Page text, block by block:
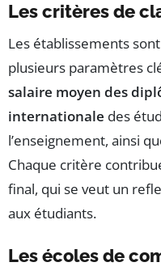
Les critères de
Les établissements
plusieurs paramètres
salaire moyen des
internationale des
l’enseignement, ainsi
Chaque critère
final, qui se veut un
aux étudiants.
Les écoles de